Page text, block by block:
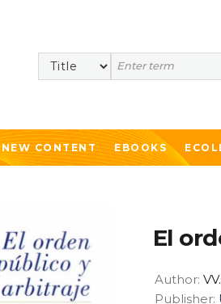
Search
NEW CONTENT EBOOKS
El
Author:
Publisher: